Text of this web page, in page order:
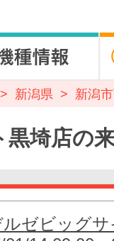
新潟県 新潟
埼店の
ルゼビッグ